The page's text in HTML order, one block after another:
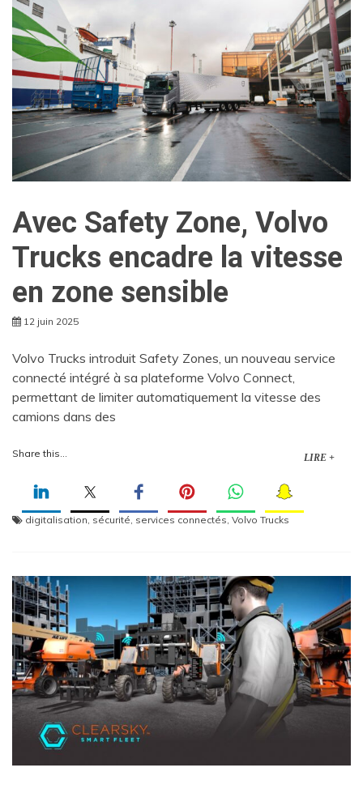
Avec Safety Zone, Volvo
Trucks encadre la vitesse
en zone sensible
12 juin 2025
Volvo Trucks introduit Safety Zones, un nouveau service
connecté intégré à sa plateforme Volvo Connect,
permettant de limiter automatiquement la vitesse des
camions dans des
Share this... LIRE +
digitalisation sécurité services connectés Volvo Trucks